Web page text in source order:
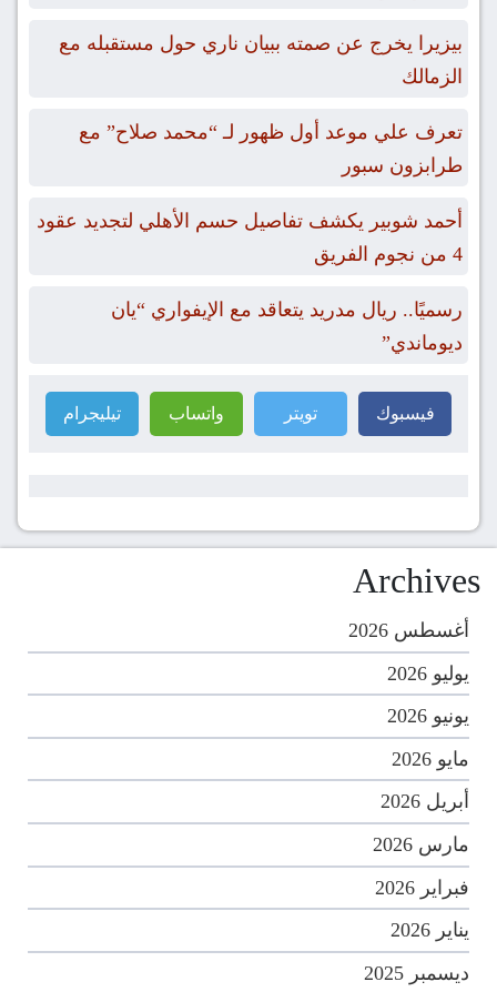
بيزيرا يخرج عن صمته ببيان ناري حول مستقبله مع
الزمالك
تعرف علي موعد أول ظهور لـ “محمد صلاح” مع
طرابزون سبور
أحمد شوبير يكشف تفاصيل حسم الأهلي لتجديد عقود
4 من نجوم الفريق
رسميًا.. ريال مدريد يتعاقد مع الإيفواري “يان
ديوماندي”
فيسبوك تويتر واتساب تيليجرام
Archives
أغسطس 2026
يوليو 2026
يونيو 2026
مايو 2026
أبريل 2026
مارس 2026
فبراير 2026
يناير 2026
ديسمبر 2025